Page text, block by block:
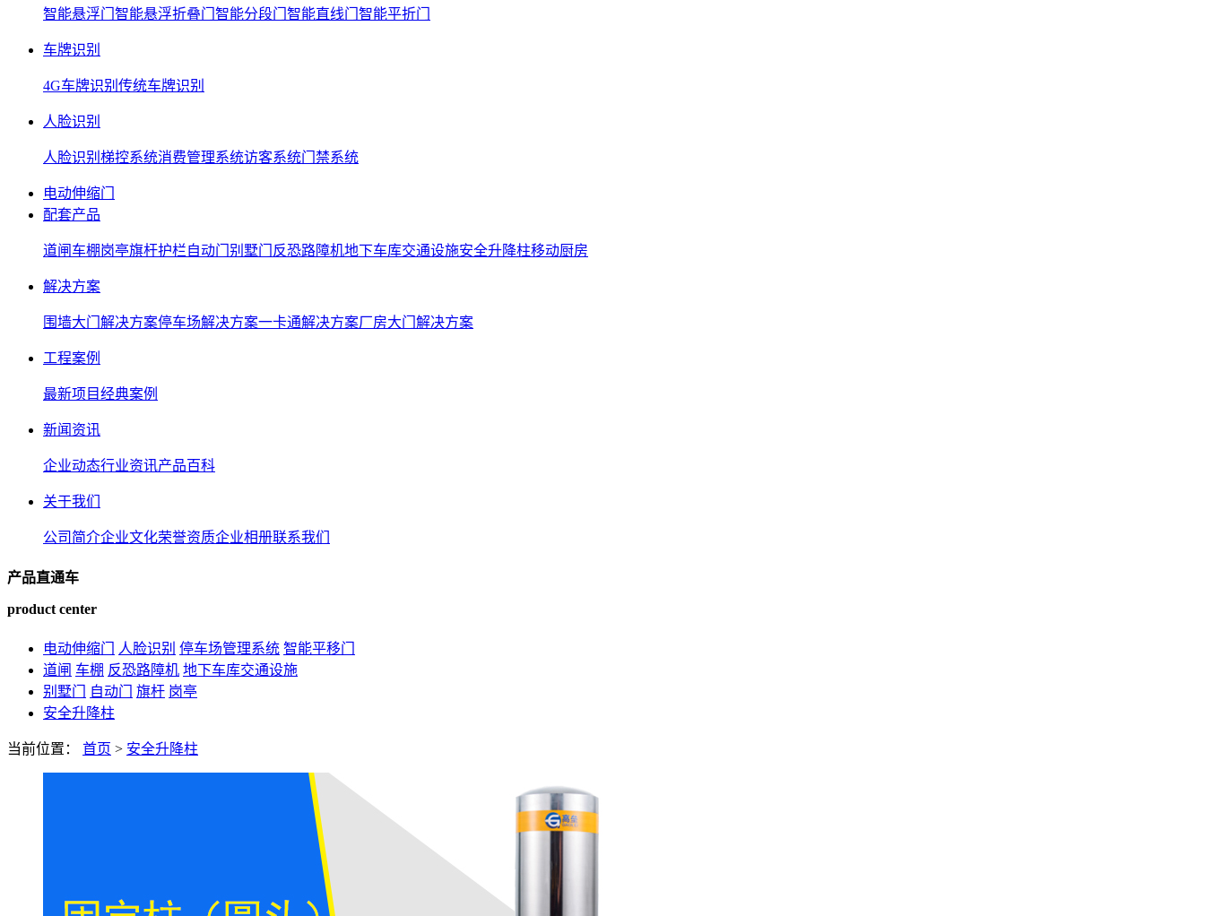
智能悬浮门 智能悬浮折叠门 智能分段门 智能直线门 智能平折门
车牌识别
4G车牌识别 传统车牌识别
人脸识别
人脸识别 梯控系统消费管理系统访客系统门禁系统
电动伸缩门
配套产品
道闸 车棚岗亭旗杆护栏自动门 别墅门 反恐路障机地下车库交通设施安全升降柱移动厨房
解决方案
围墙大门解决方案停车场解决方案一卡通解决方案厂房大门解决方案
工程案例
最新项目经典案例
新闻资讯
企业动态行业资讯产品百科
关于我们
公司简介企业文化荣誉资质企业相册联系我们
产品直通车
product center
电动伸缩门 人脸识别 停车场管理系统 智能平移门
道闸 车棚 反恐路障机 地下车库交通设施
别墅门
自动门 旗杆 岗亭
安全升降柱
当前位置： 首页 > 安全升降柱